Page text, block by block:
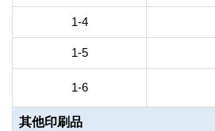
1-4
1-5
1-6
其他印刷品